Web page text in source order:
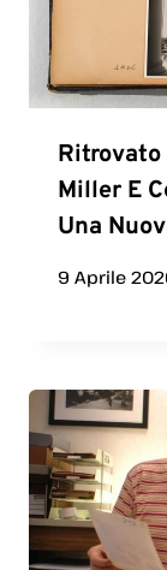
Ritrovato
Miller E
Una
9 Aprile